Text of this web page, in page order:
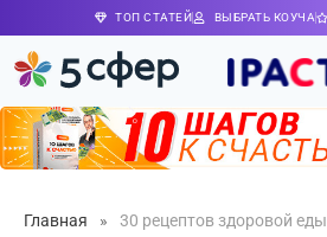
ТОП СТАТЕЙ ВЫБРАТЬ КОУЧА
Главная » 30 рецептов здоровой еды